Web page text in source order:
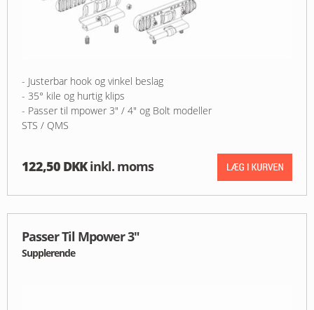
- Justerbar hook og vinkel beslag
- 35° kile og hurtig klips
- Passer til mpower 3" / 4" og Bolt modeller
STS / QMS
122,50 DKK inkl. moms
Passer Til Mpower 3"
Supplerende